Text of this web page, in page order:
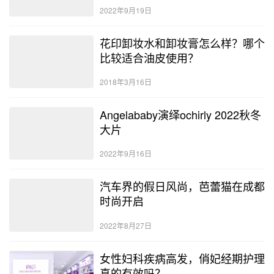
2022年9月19日
花印卸妆水和卸妆膏怎么样？哪个
比较适合油皮使用？
2018年3月16日
Angelababy演绎ochirly 2022秋冬
大片
2022年9月16日
汽车界的假日风尚，芭蕾猫在成都
时尚开启
2022年8月27日
女性妇科疾病高发，俏妃经期护理